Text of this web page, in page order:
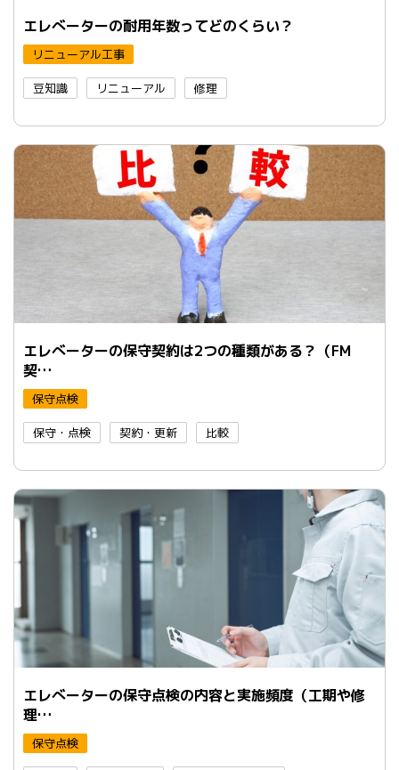
エレべーターの耐用年数ってどのくらい？
リニューアル工事
豆知識 リニューアル 修理
エレべーターの保守契約は2つの種類がある？（FM
契…
保守点検
保守・点検 契約・更新 比較
エレべーターの保守点検の内容と実施頻度（工期や修
理…
保守点検